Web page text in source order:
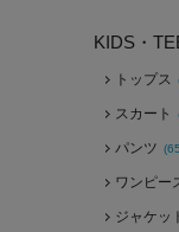
KIDS・
トップス
スカート
パンツ
ワンピー
ジャケッ